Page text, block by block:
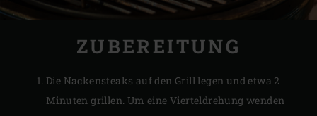
ZUBEREITUNG
Die Nackensteaks auf den Grill legen und etwa 2
Minuten grillen. Um eine Vierteldrehung wenden